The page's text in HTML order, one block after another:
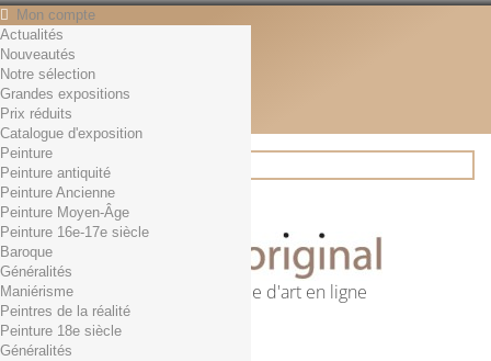
Mon compte
Contact
Français
English
Français
Actualités
Rechercher
Première librairie d'art en ligne
Panier (vide)
Aucun produit
Actualités
Nouveautés
Notre sélection
Grandes expositions
Prix réduits
Catalogue d'exposition
Peinture
Peinture antiquité
Peinture Ancienne
Peinture Moyen-Âge
Peinture 16e-17e siècle
Baroque
Généralités
Maniérisme
Peintres de la réalité
Peinture 18e siècle
Généralités